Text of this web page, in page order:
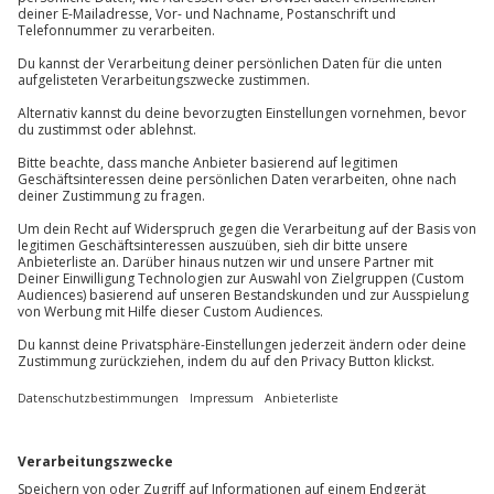
Suchergebnissen?
Können wir etwas besser machen?
Gibt es zum Beispiel Filter oder etwas anderes, das du
vermisst?
Bitte gib hier dein Feedback ein.